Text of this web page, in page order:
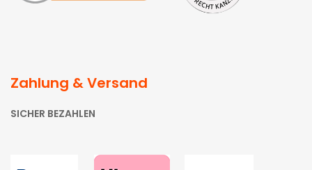
Zahlung & Versand
SICHER BEZAHLEN